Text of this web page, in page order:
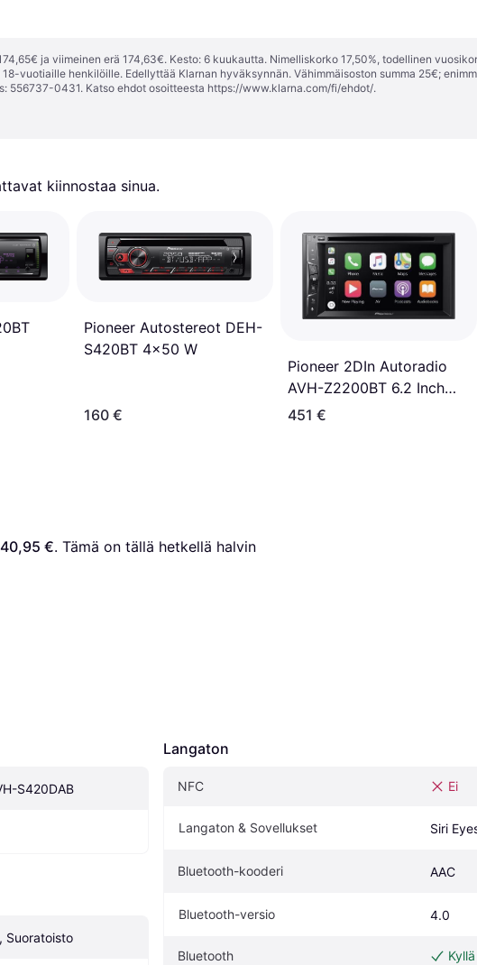
ja viimeinen erä 174,63€. Kesto: 6 kuukautta. Nimelliskorko 17,50%, todellinen
vuotiaille henkilöille. Edellyttää Klarnan hyväksynnän. Vähimmäisoston summa 25€;
556737-0431. Katso ehdot osoitteesta https://www.klarna.com/fi/ehdot/.
kiinnostaa sinua.
Pioneer Autostereot DEH-
S420BT 4x50 W
160 €
Pioneer 2DIn Autoradio
AVH-Z2200BT 6.2 Inch
Kosketusnäyttö
451 €
€. Tämä on tällä hetkellä halvin
S420DAB
Suoratoisto
Langaton
NFC Ei
Langaton & Sovellukset Siri
Bluetooth-kooderi AAC
Bluetooth-versio 4.0
Bluetooth Kyllä